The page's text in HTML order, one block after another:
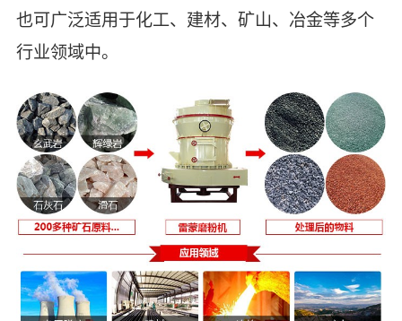
也可广泛适用于化工、建材、矿山、冶金等多个
行业领域中。